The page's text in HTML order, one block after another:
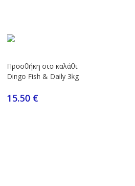
Προσθήκη στο καλάθι
Dingo Fish & Daily 3kg
15.50 €